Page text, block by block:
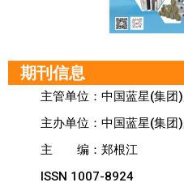
期刊信息
主管单位：中国蓝星(集团
主办单位：中国蓝星(集团
主 编：郑根江
ISSN 1007-8924